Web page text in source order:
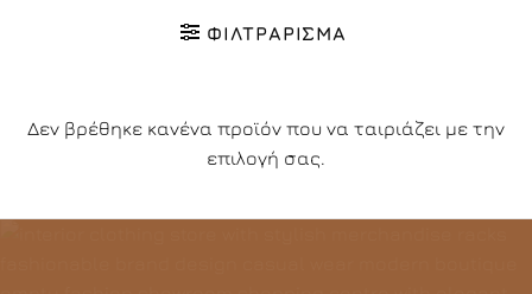
ΦΙΛΤΡΆΡΙΣΜΑ
Δεν βρέθηκε κανένα προϊόν που να ταιριάζει με την
επιλογή σας.